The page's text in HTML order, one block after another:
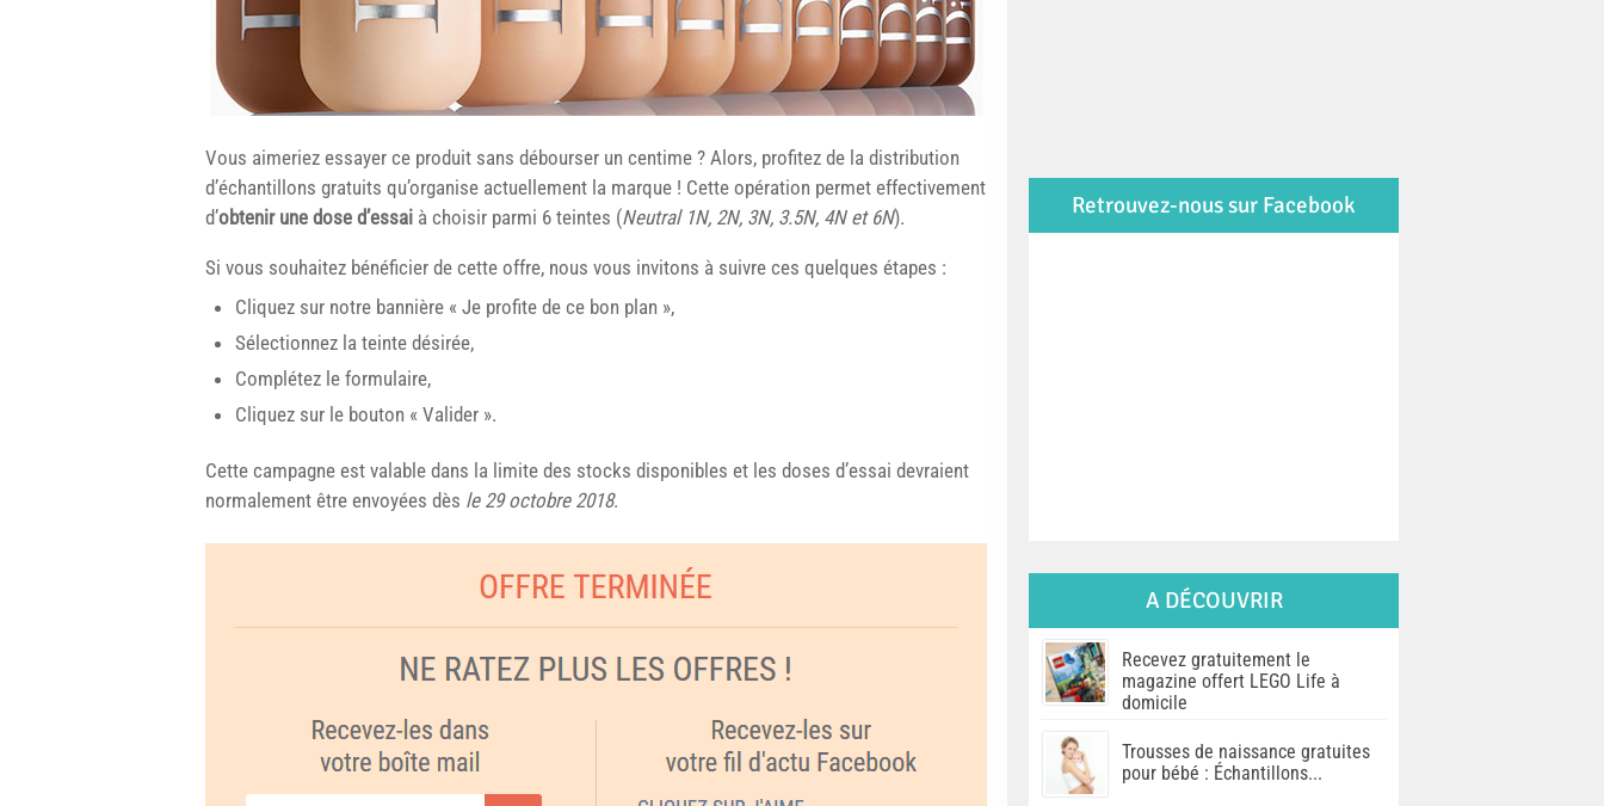
Vous aimeriez essayer ce produit sans débourser un centime ? Alors, profitez de la distribution
d’échantillons gratuits qu’organise actuellement la marque ! Cette opération permet effectivement
d’obtenir une dose d’essai à choisir parmi 6 teintes (Neutral 1N, 2N, 3N, 3.5N, 4N et 6N).
Si vous souhaitez bénéficier de cette offre, nous vous invitons à suivre ces quelques étapes :
Cliquez sur notre bannière « Je profite de ce bon plan »,
Sélectionnez la teinte désirée,
Complétez le formulaire,
Cliquez sur le bouton « Valider ».
Cette campagne est valable dans la limite des stocks disponibles et les doses d’essai devraient
normalement être envoyées dès le 29 octobre 2018.
Retrouvez-nous sur Facebook
A DÉCOUVRIR
Recevez gratuitement le
magazine offert LEGO Life à
domicile
Trousses de naissance gratuites
pour bébé : Échantillons...